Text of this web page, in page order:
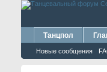
Танцпол
Новые сообщения